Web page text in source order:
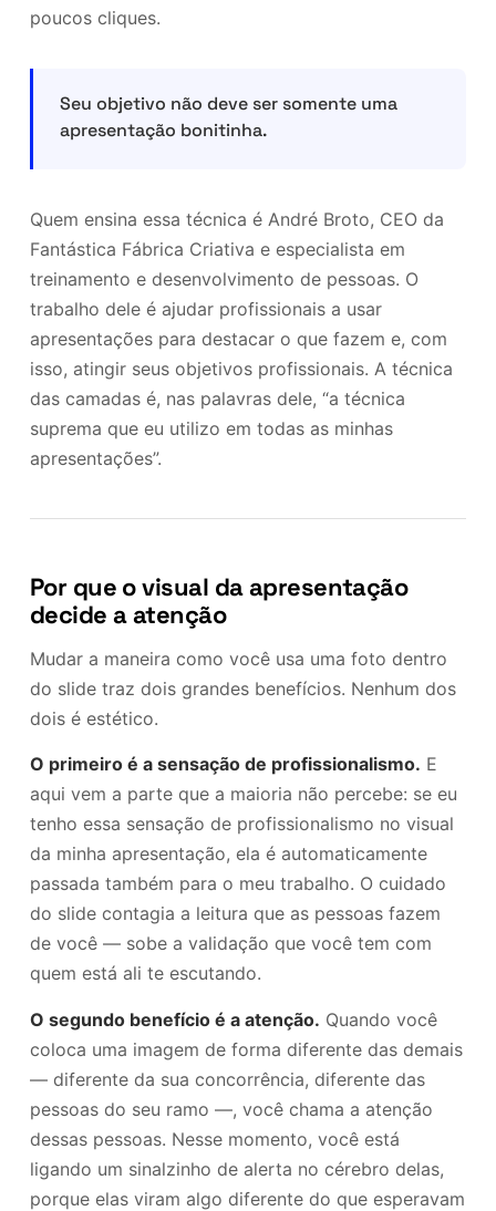
poucos cliques.
Seu objetivo não deve ser somente uma
apresentação bonitinha.
Quem ensina essa técnica é André Broto, CEO da
Fantástica Fábrica Criativa e especialista em
treinamento e desenvolvimento de pessoas. O
trabalho dele é ajudar profissionais a usar
apresentações para destacar o que fazem e, com
isso, atingir seus objetivos profissionais. A técnica
das camadas é, nas palavras dele, “a técnica
suprema que eu utilizo em todas as minhas
apresentações”.
Por que o visual da apresentação
decide a atenção
Mudar a maneira como você usa uma foto dentro
do slide traz dois grandes benefícios. Nenhum dos
dois é estético.
O primeiro é a sensação de profissionalismo. E
aqui vem a parte que a maioria não percebe: se eu
tenho essa sensação de profissionalismo no visual
da minha apresentação, ela é automaticamente
passada também para o meu trabalho. O cuidado
do slide contagia a leitura que as pessoas fazem
de você — sobe a validação que você tem com
quem está ali te escutando.
O segundo benefício é a atenção. Quando você
coloca uma imagem de forma diferente das demais
— diferente da sua concorrência, diferente das
pessoas do seu ramo —, você chama a atenção
dessas pessoas. Nesse momento, você está
ligando um sinalzinho de alerta no cérebro delas,
porque elas viram algo diferente do que esperavam